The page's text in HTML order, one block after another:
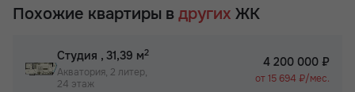
Похожие квартиры в других ЖК
Студия , 31,39 м2
Акватория, 2 литер,
24 этаж
4 200 000 ₽
от 15 694 ₽/мес.